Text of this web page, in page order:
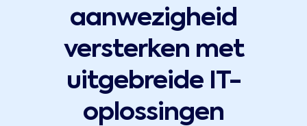
aanwezigheid
versterken met
uitgebreide IT-
oplossingen